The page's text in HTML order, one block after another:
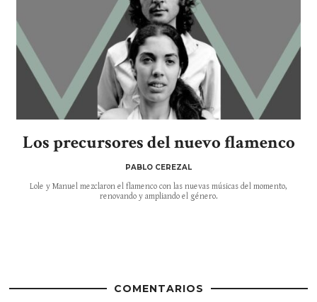
Los precursores del nuevo flamenco
PABLO CEREZAL
Lole y Manuel mezclaron el flamenco con las nuevas músicas del momento,
renovando y ampliando el género.
COMENTARIOS